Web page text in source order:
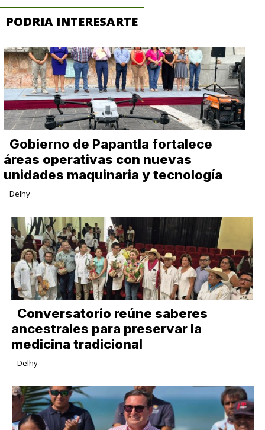
PODRIA INTERESARTE
Gobierno de Papantla fortalece
áreas operativas con nuevas
unidades maquinaria y tecnología
Delhy
Conversatorio reúne saberes
ancestrales para preservar la
medicina tradicional
Delhy